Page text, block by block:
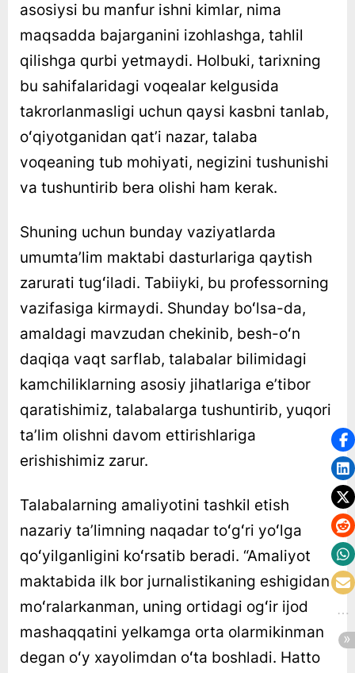
asosiysi bu manfur ishni kimlar, nima
maqsadda bajarganini izohlashga, tahlil
qilishga qurbi yetmaydi. Holbuki, tarixning
bu sahifalaridagi voqealar kelgusida
takrorlanmasligi uchun qaysi kasbni tanlab,
oʻqiyotganidan qatʼi nazar, talaba
voqeaning tub mohiyati, negizini tushunishi
va tushuntirib bera olishi ham kerak.
Shuning uchun bunday vaziyatlarda
umumtaʼlim maktabi dasturlariga qaytish
zarurati tugʻiladi. Tabiiyki, bu professorning
vazifasiga kirmaydi. Shunday boʻlsa-da,
amaldagi mavzudan chekinib, besh-oʻn
daqiqa vaqt sarflab, talabalar bilimidagi
kamchiliklarning asosiy jihatlariga eʼtibor
qaratishimiz, talabalarga tushuntirib, yuqori
taʼlim olishni davom ettirishlariga
erishishimiz zarur.
Talabalarning amaliyotini tashkil etish
nazariy taʼlimning naqadar toʻgʻri yoʻlga
qoʻyilganligini koʻrsatib beradi. “Amaliyot
maktabida ilk bor jurnalistikaning eshigidan
moʻralarkanman, uning ortidagi ogʻir ijod
mashaqqatini yelkamga orta olarmikinman
degan oʻy xayolimdan oʻta boshladi. Hatto